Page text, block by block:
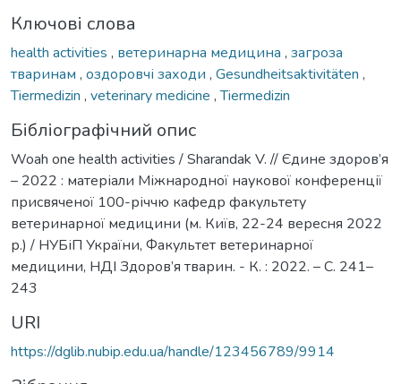
Ключові слова
health activities , ветеринарна медицина , загроза
тваринам , оздоровчі заходи , Gesundheitsaktivitäten ,
Tiermedizin , veterinary medicine ,Tiermedizin
Бібліографічний опис
Woah one health activities / Sharandak V. // Єдине здоров’я
– 2022 : матеріали Міжнародної наукової конференції
присвяченої 100-річчю кафедр факультету
ветеринарної медицини (м. Київ, 22-24 вересня 2022
р.) / НУБіП України, Факультет ветеринарної
медицини, НДІ Здоров’я тварин. - К. : 2022. – С. 241–
243
URI
https://dglib.nubip.edu.ua/handle/123456789/9914